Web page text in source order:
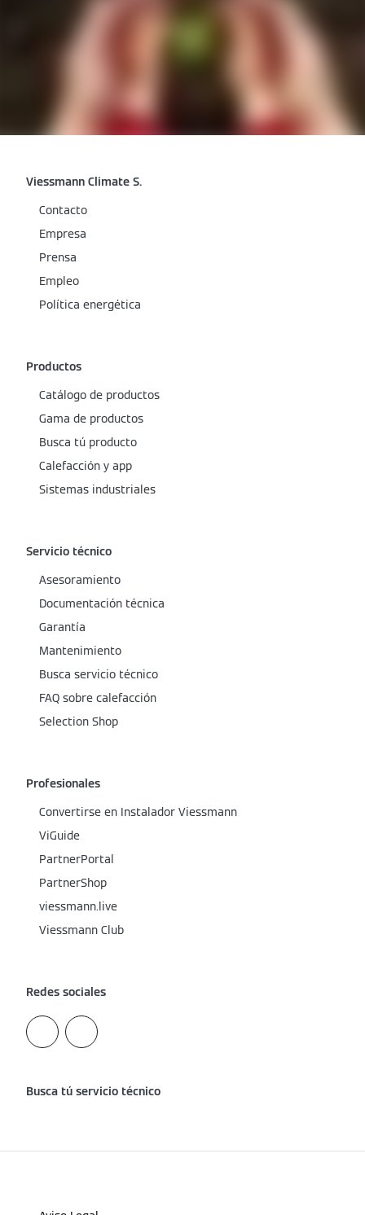
Viessmann Climate S.
Contacto
Empresa
Prensa
Empleo
Política energética
Productos
Catálogo de productos
Gama de productos
Busca tú producto
Calefacción y app
Sistemas industriales
Servicio técnico
Asesoramiento
Documentación técnica
Garantía
Mantenimiento
Busca servicio técnico
FAQ sobre calefacción
Selection Shop
Profesionales
Convertirse en Instalador Viessmann
ViGuide
PartnerPortal
PartnerShop
viessmann.live
Viessmann Club
Redes sociales
Busca tú servicio técnico